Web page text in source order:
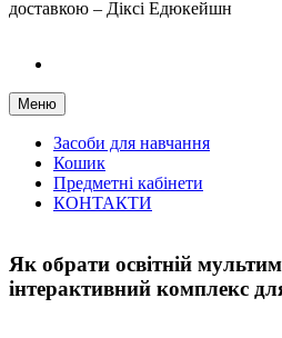
доставкою – Діксі Едюкейшн
Меню
Засоби для навчання
Кошик
Предметні кабінети
КОНТАКТИ
Як обрати освітній
інтерактивний комплекс